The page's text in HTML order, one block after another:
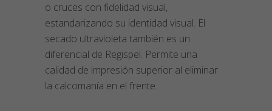
o cruces con fidelidad visual,
estandarizando su identidad visual. El
secado ultravioleta también es un
diferencial de Regispel. Permite una
calidad de impresión superior al eliminar
la calcomanía en el frente.